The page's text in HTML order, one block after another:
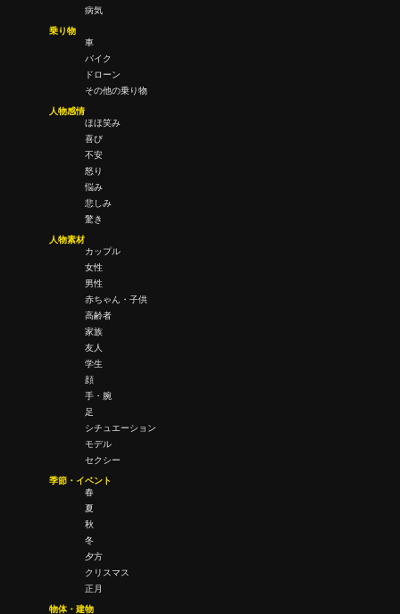
病気
乗り物
車
バイク
ドローン
その他の乗り物
人物感情
ほほ笑み
喜び
不安
怒り
悩み
悲しみ
驚き
人物素材
カップル
女性
男性
赤ちゃん・子供
高齢者
家族
友人
学生
顔
手・腕
足
シチュエーション
モデル
セクシー
季節・イベント
春
夏
秋
冬
夕方
クリスマス
正月
物体・建物